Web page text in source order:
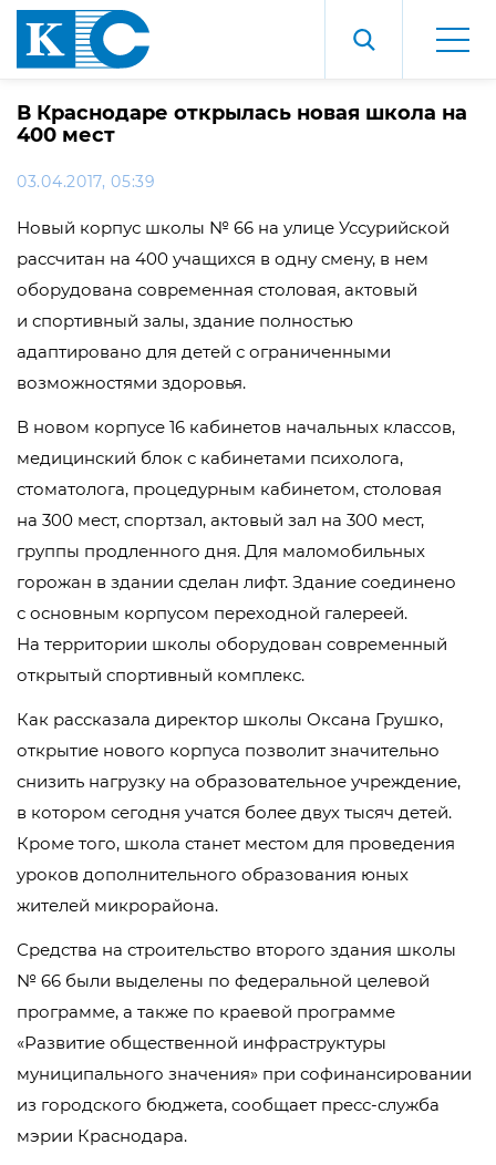
В Краснодаре открылась новая школа на
400 мест
03.04.2017, 05:39
Новый корпус школы № 66 на улице Уссурийской
рассчитан на 400 учащихся в одну смену, в нем
оборудована современная столовая, актовый
и спортивный залы, здание полностью
адаптировано для детей с ограниченными
возможностями здоровья.
В новом корпусе 16 кабинетов начальных классов,
медицинский блок с кабинетами психолога,
стоматолога, процедурным кабинетом, столовая
на 300 мест, спортзал, актовый зал на 300 мест,
группы продленного дня. Для маломобильных
горожан в здании сделан лифт. Здание соединено
с основным корпусом переходной галереей.
На территории школы оборудован современный
открытый спортивный комплекс.
Как рассказала директор школы Оксана Грушко,
открытие нового корпуса позволит значительно
снизить нагрузку на образовательное учреждение,
в котором сегодня учатся более двух тысяч детей.
Кроме того, школа станет местом для проведения
уроков дополнительного образования юных
жителей микрорайона.
Средства на строительство второго здания школы
№ 66 были выделены по федеральной целевой
программе, а также по краевой программе
«Развитие общественной инфраструктуры
муниципального значения» при софинансировании
из городского бюджета, сообщает пресс-служба
мэрии Краснодара.